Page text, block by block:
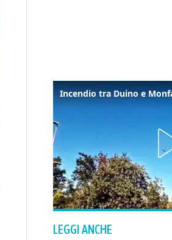
LEGGI ANCHE